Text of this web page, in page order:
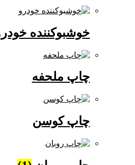
خوشبوکننده خودرو
چاپ ملحفه
چاپ کوسن